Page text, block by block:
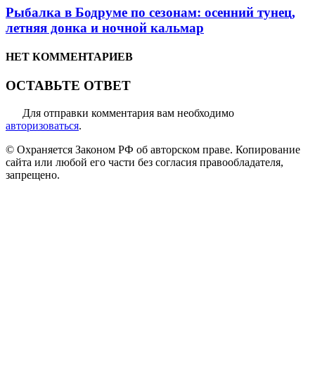
Рыбалка в Бодруме по сезонам: осенний тунец,
летняя донка и ночной кальмар
НЕТ КОММЕНТАРИЕВ
ОСТАВЬТЕ ОТВЕТ
Для отправки комментария вам необходимо
авторизоваться.
© Охраняется Законом РФ об авторском праве. Копирование
сайта или любой его части без согласия правообладателя,
запрещено.